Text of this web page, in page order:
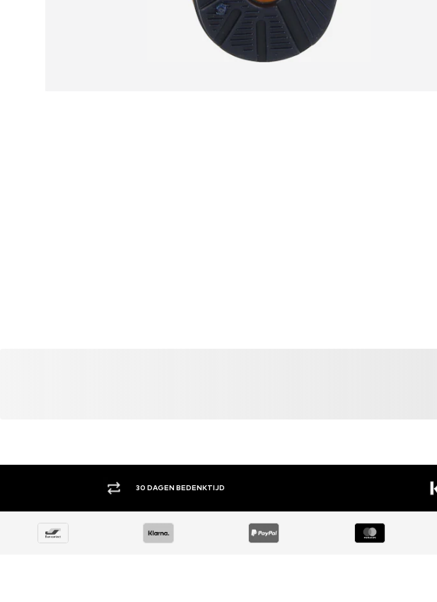
30 DAGEN BEDENKTIJD